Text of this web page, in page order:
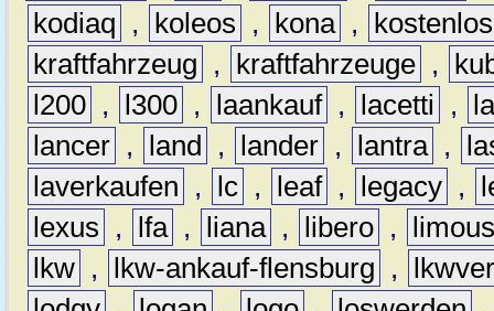
kodiaq
, koleos , kona ,
kostenlos
kraftfahrzeug
, kraftfahrzeuge ,
l200 , l300 , laankauf , lacetti ,
lancer , land , lander , lantra ,
laverkaufen
, lc , leaf , legacy ,
lexus
, lfa , liana , libero ,
lkw , lkw-ankauf-flensburg ,